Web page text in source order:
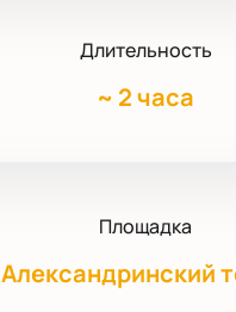
Длительность
~ 2 часа
Площадка
Александринский